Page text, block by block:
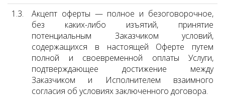
1.3.
Акцепт оферты — полное и безоговорочное,
без каких-либо изъятий, принятие
потенциальным Заказчиком условий,
содержащихся в настоящей Оферте путем
полной и своевременной оплаты Услуги,
подтверждающее достижение между
Заказчиком и Исполнителем взаимного
согласия об условиях заключенного договора.